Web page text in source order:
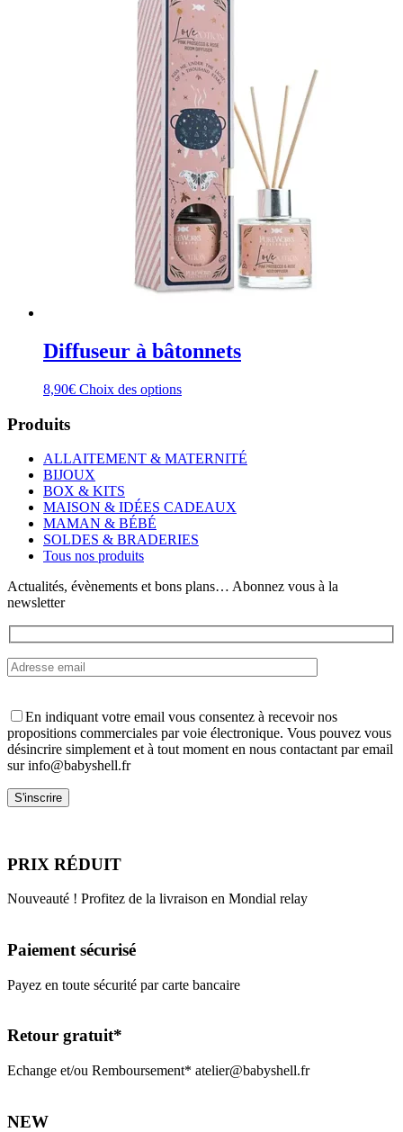
Diffuseur à bâtonnets
8,90€ Choix des optionsCe
variations.
Les
peuvent
être
choisies
sur
page
du
Produits
ALLAITEMENT & MATERNITÉ
BIJOUX
BOX & KITS
MAISON & IDÉES CADEAUX
MAMAN & BÉBÉ
SOLDES & BRADERIES
Tous nos produits
Actualités, évènements et bons plans… Abonnez vous à la
newsletter
En indiquant votre email vous consentez à recevoir nos
propositions commerciales par voie électronique. Vous pouvez vous
désincrire simplement et à tout moment en nous contactant par email
sur info@babyshell.fr
PRIX RÉDUIT
Nouveauté ! Profitez de la livraison en Mondial relay
Paiement sécurisé
Payez en toute sécurité par carte bancaire
Retour gratuit*
Echange et/ou Remboursement* atelier@babyshell.fr
NEW